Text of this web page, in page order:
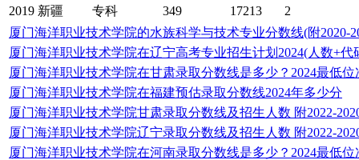
2019 新疆 专科 349 17213
2
厦门海洋职业技术学院的水族科学与技术专业分数线(附2020-
厦门海洋职业技术学院在辽宁高考专业招生计划2024(人数+代
厦门海洋职业技术学院在甘肃录取分数线是多少？2024最低位
厦门海洋职业技术学院在福建预估录取分数线2024年多少分
厦门海洋职业技术学院甘肃录取分数线及招生人数 附2022-
厦门海洋职业技术学院辽宁录取分数线及招生人数 附2022-
厦门海洋职业技术学院在河南录取分数线是多少？2024最低位